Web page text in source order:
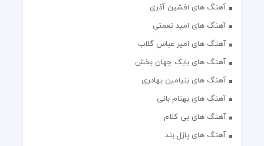
آهنگ های افشین آذری
آهنگ های امید نعمتی
آهنگ های امیر عباس گلاب
آهنگ های بابک جهان بخش
آهنگ های بنیامین بهادری
آهنگ های بهنام بانی
آهنگ های بی کلام
آهنگ های پازل بند